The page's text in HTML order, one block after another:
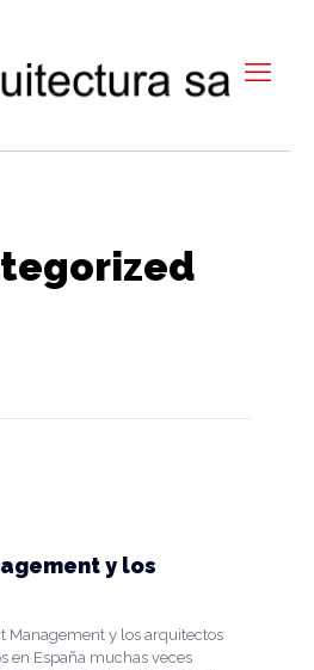
y los
Management y los arquitectos
en España muchas veces